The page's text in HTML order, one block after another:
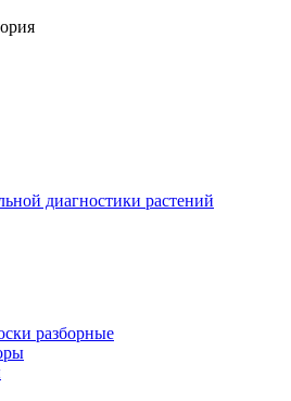
диагностики растений
разборные